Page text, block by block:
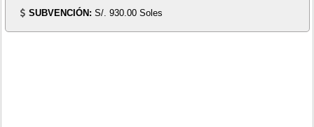
SUBVENCIÓN: S/. 930.00 Soles